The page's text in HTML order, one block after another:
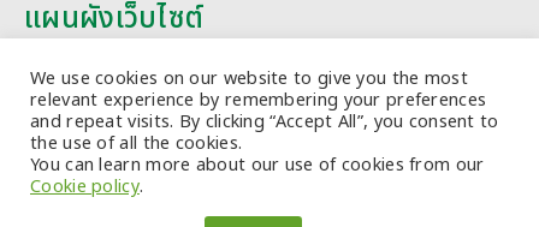
แผนผังเว็บไซต์
บทความ
We use cookies on our website to give you the most
relevant experience by remembering your preferences
and repeat visits. By clicking “Accept All”, you consent to
the use of all the cookies.
You can learn more about our use of cookies from our
Cookie policy.